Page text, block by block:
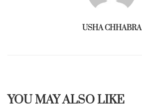
USHA CHHABRA
YOU MAY ALSO LIKE